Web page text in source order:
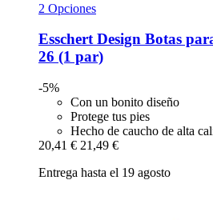
2 Opciones
Esschert Design Botas
26 (1 par)
-5%
Con un bonito diseño
Protege tus pies
Hecho de caucho de alta
20,41 € 21,49 €
Entrega hasta el 19 agosto